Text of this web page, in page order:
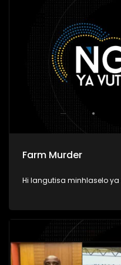
Farm Murder
Hi langutisa minhlaselo